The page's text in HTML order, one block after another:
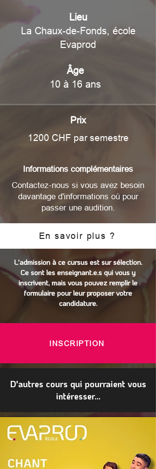
Lieu
La Chaux-de-Fonds, école
Evaprod
Âge
10 à 16 ans
Prix
1200 CHF par semestre
Informations complémentaires
Contactez-nous si vous avez besoin
davantage d'informations où pour
passer une audition.
En savoir plus ?
L'admission à ce cursus est sur sélection.
Ce sont les enseignant.e.s qui vous y
inscrivent, mais vous pouvez remplir le
formulaire pour leur proposer votre
candidature.
INSCRIPTION
D'autres cours qui pourraient vous
intéresser...